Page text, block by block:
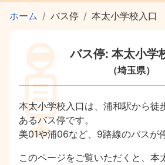
ホーム バス停 本太小学校入口
バス停: 本太小学
（埼玉県）
本太小学校入口は、浦和駅から徒
あるバス停です。
美01や浦06など、9路線のバスが
このページをご覧いただくと、本